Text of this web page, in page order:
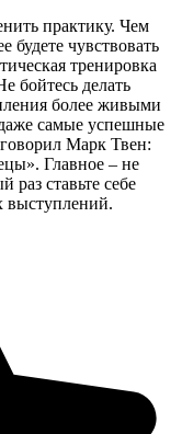
практику. Чем
будете чувствовать
тренировка
бойтесь делать
более живыми
самые успешные
Марк Твен:
Главное – не
раз ставьте себе
выступлений.